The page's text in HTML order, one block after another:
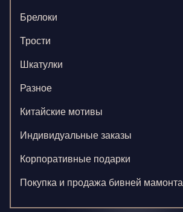
Брелоки
Трости
Шкатулки
Разное
Китайские мотивы
Индивидуальные заказы
Корпоративные подарки
Покупка и продажа бивней мамонта